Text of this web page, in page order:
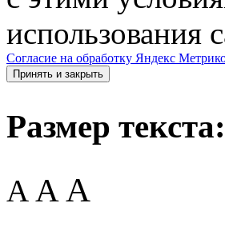
использования
Согласие на обработку Яндекс
Принять и закрыть
Размер текста:
A AA